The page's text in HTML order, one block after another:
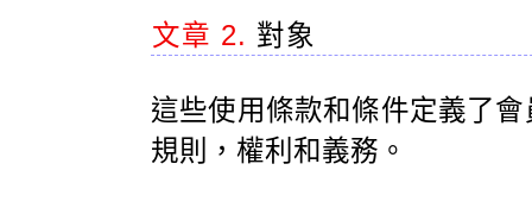
文章 2. 對象
這些使用條款和條件定義了
規則，權利和義務。